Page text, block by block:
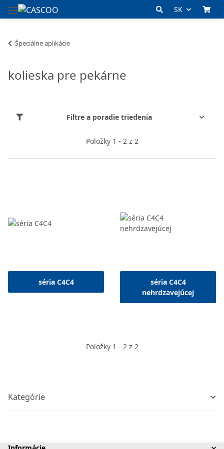
SK
Špeciálne aplikácie
kolieska pre pekárne
Filtre a poradie triedenia
Položky 1 - 2 z 2
séria C4C4
séria C4C4
nehrdzavejúcej
Položky 1 - 2 z 2
Kategórie